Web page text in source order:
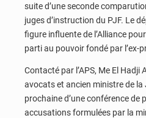
suite d’une seconde
juges d’instruction du PJF. Le
figure influente de l’Alliance
parti au pouvoir fondé par l’ex-
Contacté par l’APS, Me El Hadji
avocats et ancien ministre de
prochaine d’une conférence de
accusations formulées par la